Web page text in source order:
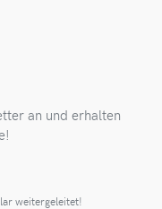
an und erhalten
weitergeleitet!